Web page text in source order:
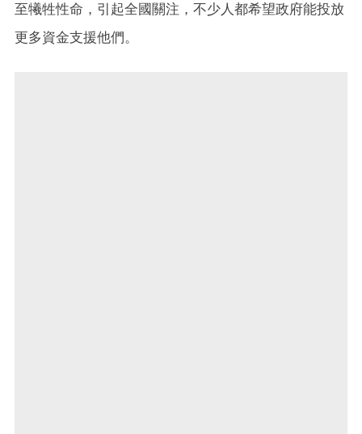
至犧牲性命，引起全國關注，不少人都希望政府能投放
更多資金支援他們。